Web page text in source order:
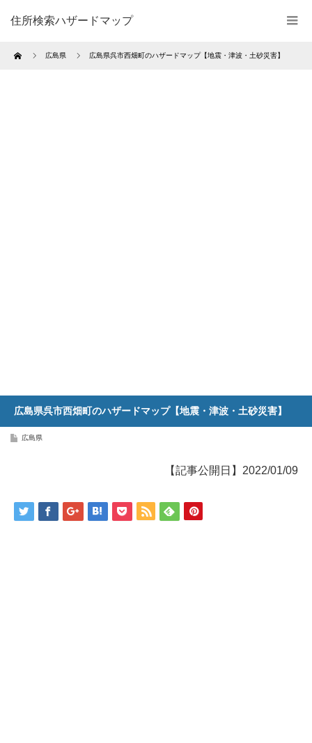
住所検索ハザードマップ
Home 広島県 広島県呉市西畑町のハザードマップ【地震・津波・土砂災害】
広島県呉市西畑町のハザードマップ【地震・津波・土砂災害】
広島県
【記事公開日】2022/01/09